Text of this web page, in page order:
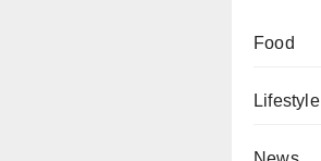
Food
Lifestyle